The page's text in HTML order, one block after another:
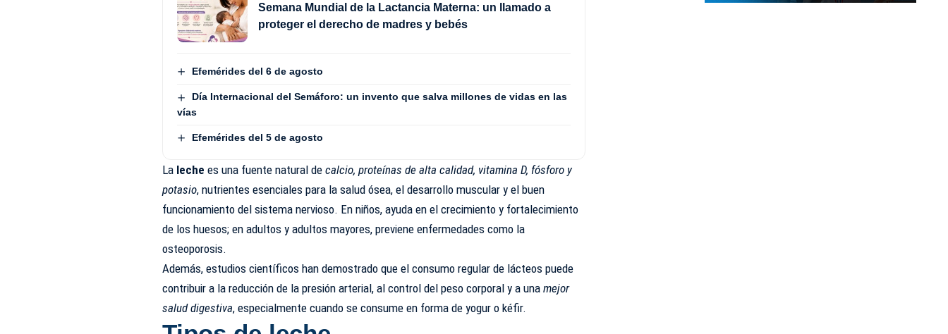
Semana Mundial de la Lactancia Materna: un llamado a
proteger el derecho de madres y bebés
Efemérides del 6 de agosto
Día Internacional del Semáforo: un invento que salva millones de vidas en las
vías
Efemérides del 5 de agosto
La lechees una fuente natural decalcio, proteínas de alta calidad, vitamina D, fósforo y
potasio, nutrientes esenciales para la salud ósea, el desarrollo muscular y el buen
funcionamiento del sistema nervioso. En niños, ayuda en el crecimiento y fortalecimiento
de los huesos; en adultos y adultos mayores, previene enfermedades como la
osteoporosis.
Además, estudios científicos han demostrado que el consumo regular de lácteos puede
contribuir a la reducción de la presión arterial, al control del peso corporal y a unamejor
salud digestiva, especialmente cuando se consume en forma de yogur o kéfir.